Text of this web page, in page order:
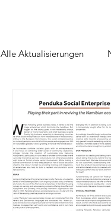
Alle Aktualisierungen